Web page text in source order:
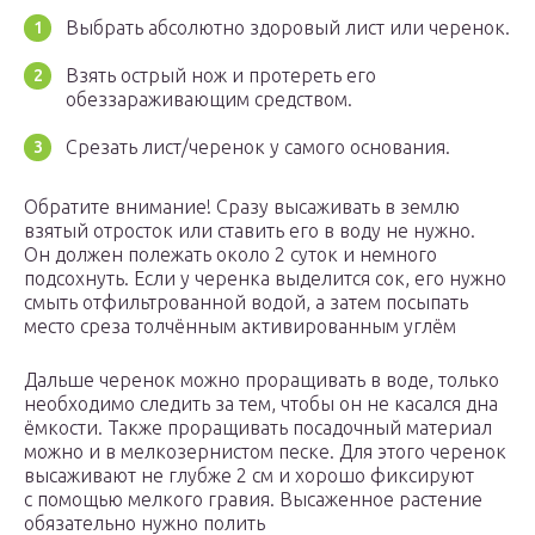
Выбрать абсолютно здоровый лист или черенок.
Взять острый нож и протереть его
обеззараживающим средством.
Срезать лист/черенок у самого основания.
Обратите внимание! Сразу высаживать в землю
взятый отросток или ставить его в воду не нужно.
Он должен полежать около 2 суток и немного
подсохнуть. Если у черенка выделится сок, его нужно
смыть отфильтрованной водой, а затем посыпать
место среза толчённым активированным углём
Дальше черенок можно проращивать в воде, только
необходимо следить за тем, чтобы он не касался дна
ёмкости. Также проращивать посадочный материал
можно и в мелкозернистом песке. Для этого черенок
высаживают не глубже 2 см и хорошо фиксируют
с помощью мелкого гравия. Высаженное растение
обязательно нужно полить